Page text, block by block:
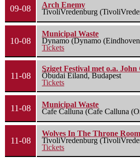
09-08
Arch Enemy
TivoliVredenburg
10-08
Municipal Waste
Dynamo (Dynamo
Tickets
11-08
Sziget Festival met o.a.
Óbudai Eiland, Budapest
Tickets
11-08
Municipal Waste
Cafe Calluna (Cafe Calluna
11-08
Wolves In The Throne Room
TivoliVredenburg
Tickets